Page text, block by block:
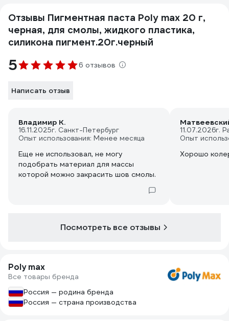
Отзывы Пигментная паста Poly max 20 г,
черная, для смолы, жидкого пластика,
силикона пигмент.20г.черный
5 6 отзывов
Написать отзыв
Владимир К.
16.11.2025г. Санкт-Петербург
Опыт использования: Менее месяца
Еще не использовал, не могу
подобрать материал для массы
которой можно закрасить шов смолы.
11.07.2026г.
Опыт
Хорошо
Посмотреть все отзывы
Poly max
Все товары бренда
Россия — родина бренда
Россия — страна производства